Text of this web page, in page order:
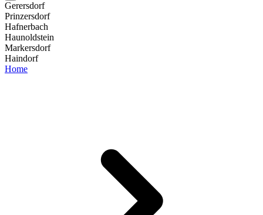
Gerersdorf
Prinzersdorf
Hafnerbach
Haunoldstein
Markersdorf
Haindorf
Home